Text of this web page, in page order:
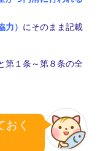
力） にそのまま記載
第１条～第８条の全
おく